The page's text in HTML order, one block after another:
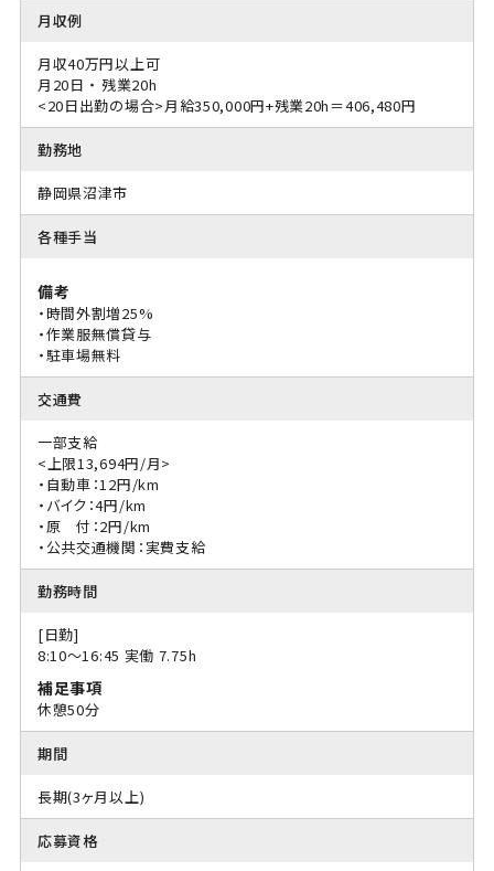
月収例
月収40万円以上可
月20日 ・ 残業20h
<20日出勤の場合>月給350,000円+残業20h＝406,480円
勤務地
静岡県沼津市
各種手当
備考
・時間外割増25%
・作業服無償貸与
・駐車場無料
交通費
一部支給
<上限13,694円/月>
・自動車：12円/km
・バイク：4円/km
・原 付：2円/km
・公共交通機関：実費支給
勤務時間
[日勤]
8:10〜16:45 実働 7.75h
補足事項
休憩50分
期間
長期(3ヶ月以上)
応募資格